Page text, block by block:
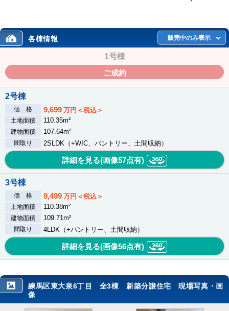
各棟情報 販売中のみ表示
1号棟
ご成約
2号棟
価 格 9,699 万円＜税込＞
土地面積 110.35m²
建物面積 107.64m²
間取り 2SLDK（+WIC、パントリー、土間収納）
詳細を見る(画像57点有)
3号棟
価 格 9,499 万円＜税込＞
土地面積 110.38m²
建物面積 109.71m²
間取り 4LDK（+パントリー、土間収納）
詳細を見る(画像56点有)
練馬区東大泉6丁目 全3棟 新築分譲住宅 現場写真・画
像